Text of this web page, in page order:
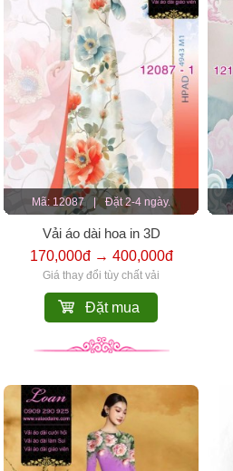
Mã: 12087 | Đặt 2-4 ngày.
Vải áo dài hoa in 3D
170,000đ → 400,000đ
Giá thay đổi tùy chất vải
Đặt mua